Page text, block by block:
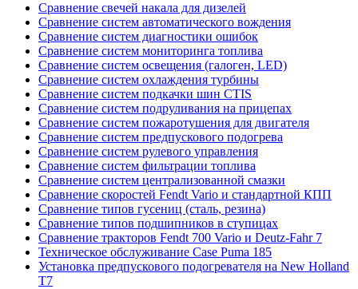
Сравнение свечей накала для дизелей
Сравнение систем автоматического вождения
Сравнение систем диагностики ошибок
Сравнение систем мониторинга топлива
Сравнение систем освещения (галоген, LED)
Сравнение систем охлаждения турбины
Сравнение систем подкачки шин CTIS
Сравнение систем подруливания на прицепах
Сравнение систем пожаротушения для двигателя
Сравнение систем предпускового подогрева
Сравнение систем рулевого управления
Сравнение систем фильтрации топлива
Сравнение систем централизованной смазки
Сравнение скоростей Fendt Vario и стандартной КПП
Сравнение типов гусениц (сталь, резина)
Сравнение типов подшипников в ступицах
Сравнение тракторов Fendt 700 Vario и Deutz-Fahr 7
Техническое обслуживание Case Puma 185
Установка предпускового подогревателя на New Holland
T7